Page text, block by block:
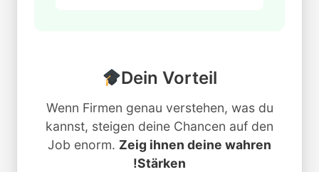
Dein Vorteil
Wenn Firmen genau verstehen, was du
kannst, steigen deine Chancen auf den
Job enorm. Zeig ihnen deine wahren
Stärken!